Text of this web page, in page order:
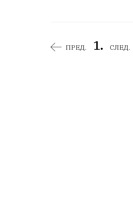
ПРЕД. 1. СЛЕД.